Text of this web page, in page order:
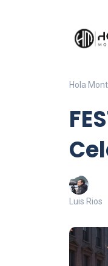
Hola
Luis Rios